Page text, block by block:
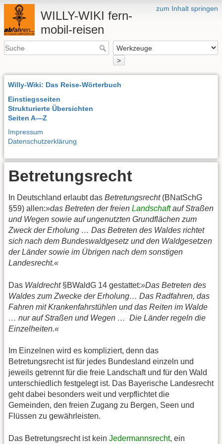
zum Inhalt springen
WILLY-WIKI fern-
mobil-reisen
>
Willy-Wiki: Das Reise-Wörterbuch
Einstiegsseiten
Strukturierte Übersichten
Seiten A—Z
Impressum
Datenschutzerklärung
Betretungsrecht
In Deutschland erlaubt das Betretungsrecht(BNatSchG
§59) allen:»das Betreten der freien Landschaftauf Straßen
und Wegen sowie auf ungenutzten Grundflächen zum
Zweck der Erholung … Das Betreten des Waldes richtet
sich nach dem Bundeswaldgesetz und den Waldgesetzen
der Länder sowie im Übrigen nach dem sonstigen
Landesrecht.«
Das Waldrecht§BWaldG 14 gestattet:»Das Betreten des
Waldes zum Zwecke der Erholung… Das Radfahren, das
Fahren mit Krankenfahrstühlen und das Reiten im Walde
… nur auf Straßen und Wegen … Die Länder regeln die
Einzelheiten.«
Im Einzelnen wird es kompliziert, denn das
Betretungsrecht ist für jedes Bundesland einzeln und
jeweils getrennt für die freie Landschaft und für den Wald
unterschiedlich festgelegt ist. Das Bayerische Landesrecht
geht dabei besonders weit und verpflichtet die
Gemeinden, den freien Zugang zu Bergen, Seen und
Flüssen zu gewährleisten.
Das Betretungsrecht ist kein Jedermannsrecht, ein